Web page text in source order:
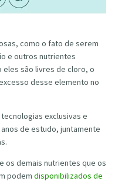
como o fato de serem
e outros nutrientes
eles são livres de cloro, o
desse elemento no
exclusivas e
de estudo, juntamente
os demais nutrientes que os
podem disponibilizados de